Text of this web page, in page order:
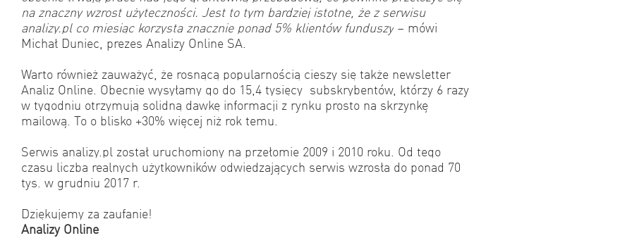
na znaczny wzrost użyteczności. Jest to tym bardziej istotne, że z serwisu
analizy.pl co miesiąc korzysta znacznie ponad 5% klientów funduszy – mówi
Michał Duniec, prezes Analizy Online SA.
Warto również zauważyć, że rosnącą popularnością cieszy się także newsletter
Analiz Online. Obecnie wysyłamy go do 15,4 tysięcy subskrybentów, którzy 6 razy
w tygodniu otrzymują solidną dawkę informacji z rynku prosto na skrzynkę
mailową. To o blisko +30% więcej niż rok temu.
Serwis analizy.pl został uruchomiony na przełomie 2009 i 2010 roku. Od tego
czasu liczba realnych użytkowników odwiedzających serwis wzrosła do ponad 70
tys. w grudniu 2017 r.
Dziękujemy za zaufanie!
Analizy Online